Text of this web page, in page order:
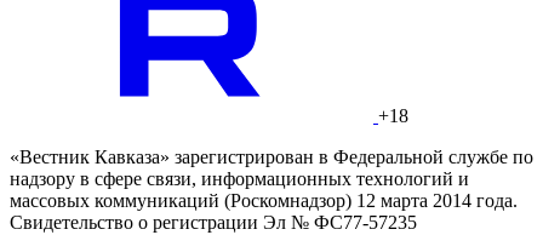
+18
«Вестник Кавказа» зарегистрирован в Федеральной службе по
надзору в сфере связи, информационных технологий и
массовых коммуникаций (Роскомнадзор) 12 марта 2014 года.
Свидетельство о регистрации Эл № ФС77-57235